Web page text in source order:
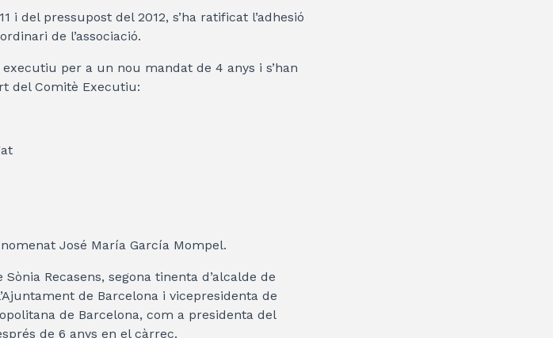
i del pressupost del 2012, s’ha ratificat l’adhesió
de l’associació.
per a un nou mandat de 4 anys i s’han
del Comitè Executiu:
José María García Mompel.
Recasens, segona tinenta d’alcalde de
de Barcelona i vicepresidenta de
de Barcelona, ​​com a presidenta del
de 6 anys en el càrrec.